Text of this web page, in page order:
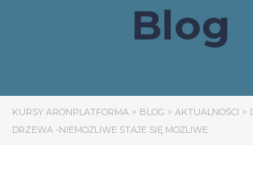
Blog
KURSY ARONPLATFORMA > BLOG > AKTUALNOŚCI >
DRZEWA -NIEMOŻLIWE STAJE SIĘ MOŻLIWE